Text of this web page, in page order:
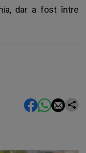
dar a fost între